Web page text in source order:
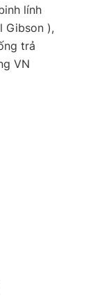
lính
Gibson ),
trả
VN